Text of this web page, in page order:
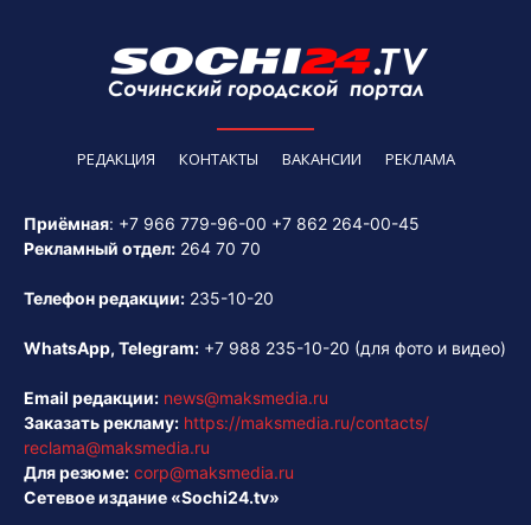
РЕДАКЦИЯ КОНТАКТЫ ВАКАНСИИ РЕКЛАМА
Приёмная: +7 966 779-96-00 +7 862 264-00-45
Рекламный отдел: 264 70 70
Телефон редакции: 235-10-20
WhatsApp, Telegram: +7 988 235-10-20 (для фото и видео)
Email редакции: news@maksmedia.ru
Заказать рекламу: https://maksmedia.ru/contacts/
reclama@maksmedia.ru
Для резюме: corp@maksmedia.ru
Сетевое издание «Sochi24.tv»